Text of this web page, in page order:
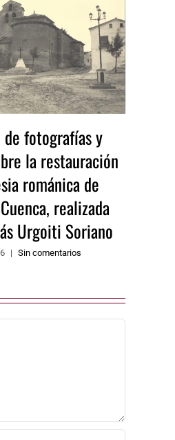
de fotografías y
la restauración
románica de
realizada
Urgoiti Soriano
| Sin comentarios